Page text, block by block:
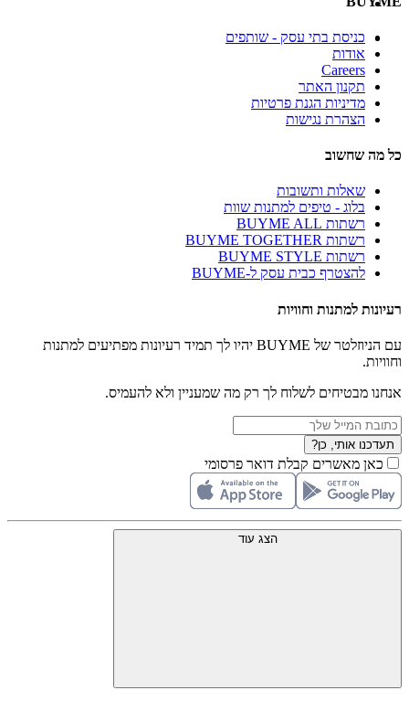
כניסת בתי עסק - שותפים
אודות
Careers
תקנון האתר
מדיניות הגנת פרטיות
הצהרת נגישות
כל מה שחשוב
שאלות ותשובות
בלוג - טיפים למתנות שוות
רשתות BUYME ALL
רשתות BUYME TOGETHER
רשתות BUYME STYLE
להצטרף כבית עסק ל-BUYME
רעיונות למתנות וחוויות
עם הניוזלטר של BUYME יהיו לך תמיד רעיונות מפתיעים למתנות
וחוויות.
אנחנו מבטיחים לשלוח לך רק מה שמעניין ולא להעמיס.
תעדכנו אותי, כן?
כאן מאשרים קבלת דואר פרסומי
הצג עוד